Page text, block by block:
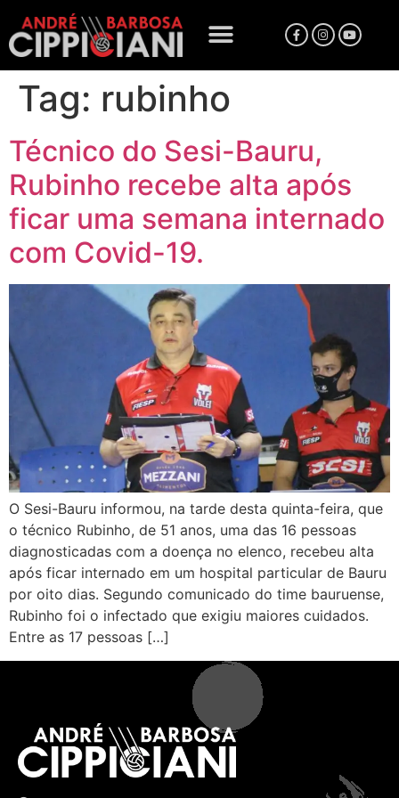
Tag: rubinho
Técnico do Sesi-Bauru,
Rubinho recebe alta após
ficar uma semana internado
com Covid-19.
O Sesi-Bauru informou, na tarde desta quinta-feira, que
o técnico Rubinho, de 51 anos, uma das 16 pessoas
diagnosticadas com a doença no elenco, recebeu alta
após ficar internado em um hospital particular de Bauru
por oito dias. Segundo comunicado do time bauruense,
Rubinho foi o infectado que exigiu maiores cuidados.
Entre as 17 pessoas […]